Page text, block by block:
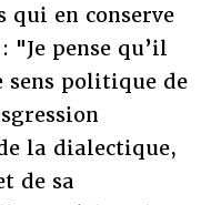
qui en conserve
"Je pense qu’il
sens politique de
la dialectique,
de sa